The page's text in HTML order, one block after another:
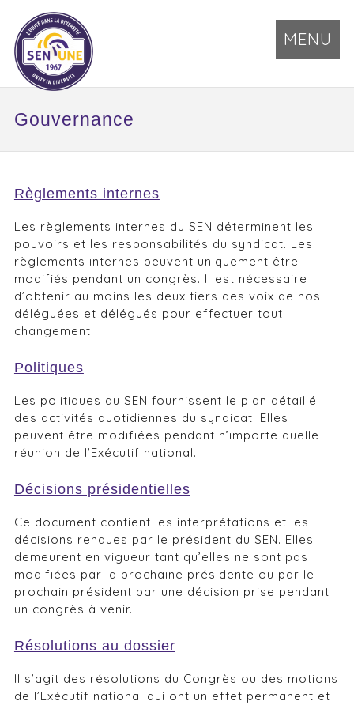
MENU
Gouvernance
Règlements internes
Les règlements internes du SEN déterminent les
pouvoirs et les responsabilités du syndicat. Les
règlements internes peuvent uniquement être
modifiés pendant un congrès. Il est nécessaire
d’obtenir au moins les deux tiers des voix de nos
déléguées et délégués pour effectuer tout
changement.
Politiques
Les politiques du SEN fournissent le plan détaillé
des activités quotidiennes du syndicat. Elles
peuvent être modifiées pendant n’importe quelle
réunion de l’Exécutif national.
Décisions présidentielles
Ce document contient les interprétations et les
décisions rendues par le président du SEN. Elles
demeurent en vigueur tant qu’elles ne sont pas
modifiées par la prochaine présidente ou par le
prochain président par une décision prise pendant
un congrès à venir.
Résolutions au dossier
Il s’agit des résolutions du Congrès ou des motions
de l’Exécutif national qui ont un effet permanent et